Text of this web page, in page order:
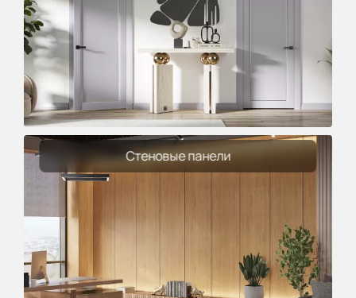
Стеновые панели